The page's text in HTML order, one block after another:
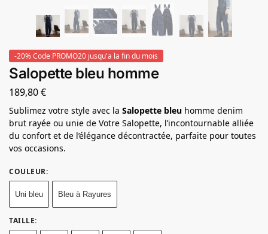
-20% Code PROMO20 jusqu'a la fin du mois
Salopette bleu homme
189,80€
Sublimez votre style avec la Salopette bleu homme denim
brut rayée ou unie de Votre Salopette, l’incontournable alliée
du confort et de l’élégance décontractée, parfaite pour toutes
vos occasions.
COULEUR:
Uni bleu Bleu à Rayures
TAILLE: